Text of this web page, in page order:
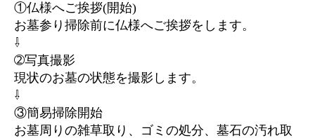
①仏様へご挨拶(開始)
お墓参り掃除前に仏様へご挨拶をします。
⇩
➁写真撮影
現状のお墓の状態を撮影します。
⇩
③簡易掃除開始
お墓周りの雑草取り、ゴミの処分、墓石の汚れ取